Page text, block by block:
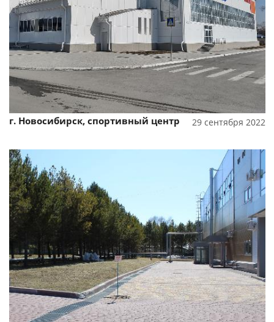
Смотреть проект
г. Новосибирск, спортивный центр 29 сентября 2022
Смотреть проект